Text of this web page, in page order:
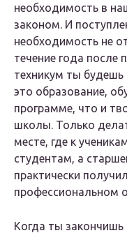
необходимость в
законом. И
необходимость не
течение года после
техникум ты
это образование,
программе, что и
школы. Только
месте, где к
студентам, а
практически
профессиональном
Когда ты закончишь